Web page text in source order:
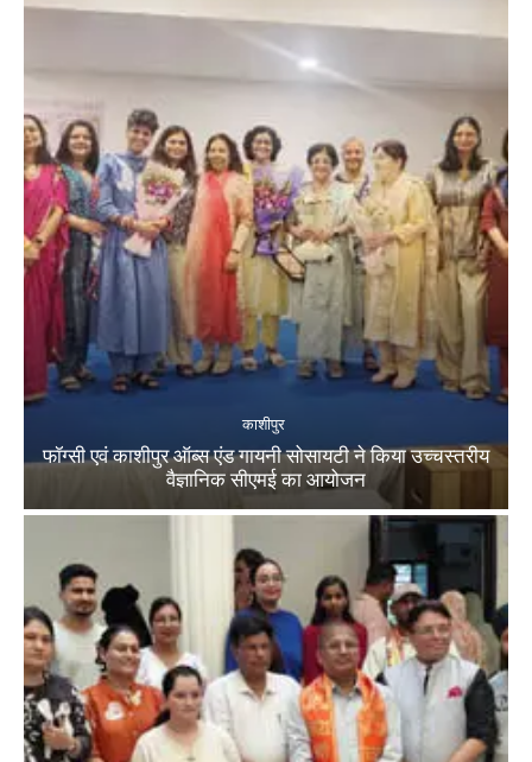
काशीपुर
फॉग्सी एवं काशीपुर ऑब्स एंड गायनी सोसायटी ने किया उच्चस्तरीय
वैज्ञानिक सीएमई का आयोजन